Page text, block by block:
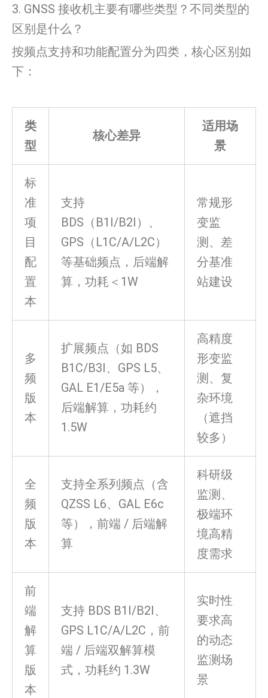
3. GNSS 接收机主要有哪些类型？不同类型的
区别是什么？
按频点支持和功能配置分为四类，核心区别如
下：
类
型
核心差异
适用场
景
标
准
项
目
配
置
本
支持
BDS（B1I/B2I）、
GPS（L1C/A/L2C）
等基础频点，后端解
算，功耗＜1W
常规形
变监
测、差
分基准
站建设
多
频
版
本
扩展频点（如 BDS
B1C/B3I、GPS L5、
GAL E1/E5a 等），
后端解算，功耗约
1.5W
高精度
形变监
测、复
杂环境
（遮挡
较多）
全
频
版
本
支持全系列频点（含
QZSS L6、GAL E6c
等），前端 / 后端解
算
科研级
监测、
极端环
境高精
度需求
前
端
解
算
版
本
支持 BDS B1I/B2I、
GPS L1C/A/L2C，前
端 / 后端双解算模
式，功耗约 1.3W
实时性
要求高
的动态
监测场
景